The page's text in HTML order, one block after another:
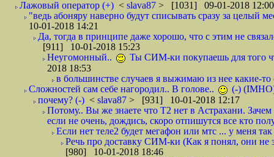
Лажовый оператор (+) < slava87 > [1031] 09-01-2018 12:00
"ведь абоняру наверно будут списывать сразу за целый
10-01-2018 14:21
Да, тогда в принципе даже хорошо, что с этим не
[911] 10-01-2018 15:23
Неугомонный..
Ты СИМ-ки покупаешь для того
2018 18:53
в большинстве случаев я выжимаю из нее какие-то
Сложностей сам себе нагородил.. В голове..
(-)
почему? (-) < slava87 > [931] 10-01-2018 12:17
Потому.. Вы же знаете что Т2 нет в Астрахани.
если не очень, дождись, скоро отпишутся все кто
Если нет теле2 будет мегафон или мтс ... у меня
Речь про доставку СИМ-ки (Как я понял, они не
[980] 10-01-2018 18:46